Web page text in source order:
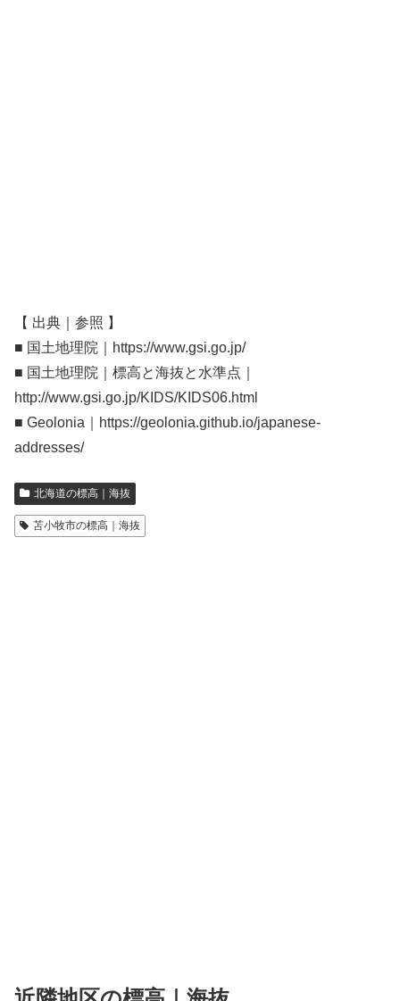
【 出典｜参照 】
■ 国土地理院｜https://www.gsi.go.jp/
■ 国土地理院｜標高と海抜と水準点｜
http://www.gsi.go.jp/KIDS/KIDS06.html
■ Geolonia｜https://geolonia.github.io/japanese-
addresses/
北海道の標高｜海抜
苫小牧市の標高｜海抜